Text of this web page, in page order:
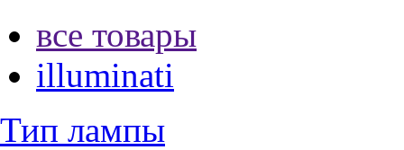
все товары
illuminati
Тип лампы